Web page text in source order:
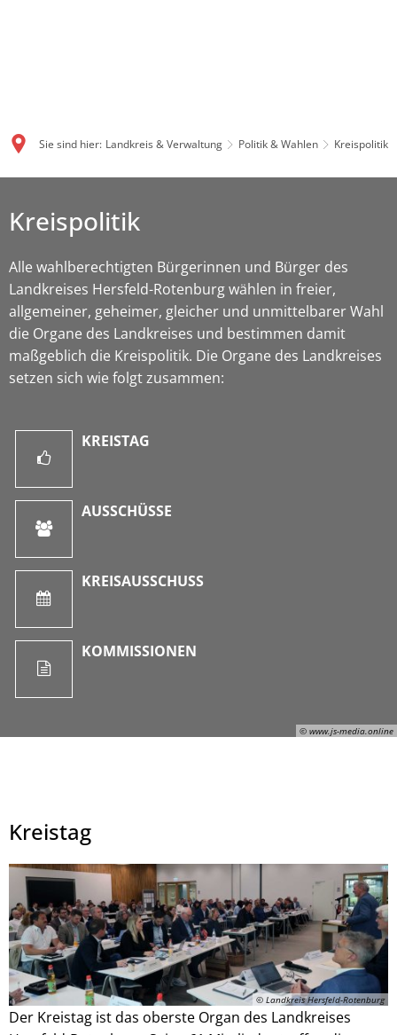
Sie sind hier: Landkreis & Verwaltung Politik & Wahlen Kreispolitik
© www.js-media.online
Julian Schaepertoens, © www.js-media.online
Kreispolitik
Alle wahlberechtigten Bürgerinnen und Bürger des
Landkreises Hersfeld-Rotenburg wählen in freier,
allgemeiner, geheimer, gleicher und unmittelbarer Wahl
die Organe des Landkreises und bestimmen damit
maßgeblich die Kreispolitik. Die Organe des Landkreises
setzen sich wie folgt zusammen:
KREISTAG
AUSSCHÜSSE
KREISAUSSCHUSS
KOMMISSIONEN
Kreistag
© Landkreis Hersfeld-Rotenburg
Der Kreistag ist das oberste Organ des Landkreises